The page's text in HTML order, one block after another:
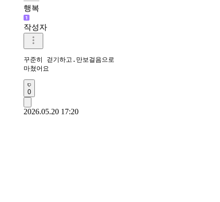
행복
작성자
꾸준히 걷기하고.만보걸음으로
마쳤어요
0
2026.05.20 17:20